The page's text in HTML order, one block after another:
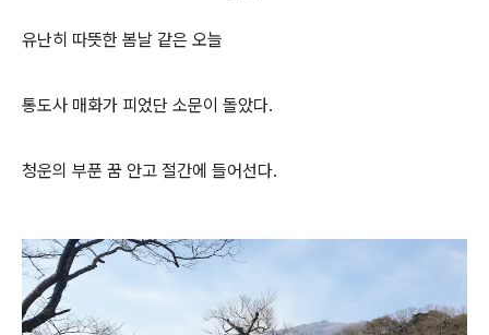
유난히 따뜻한 봄날 같은 오늘
통도사 매화가 피었단 소문이 돌았다.
청운의 부푼 꿈 안고 절간에 들어선다.